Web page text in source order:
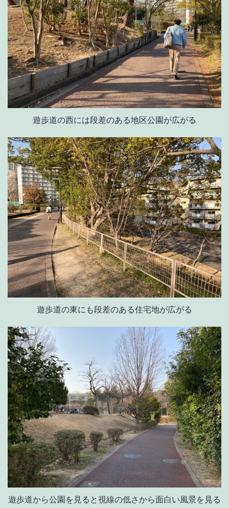
遊歩道の西には段差のある地区公園が広がる
遊歩道の東にも段差のある住宅地が広がる
遊歩道から公園を見ると視線の低さから面白い風景を見る